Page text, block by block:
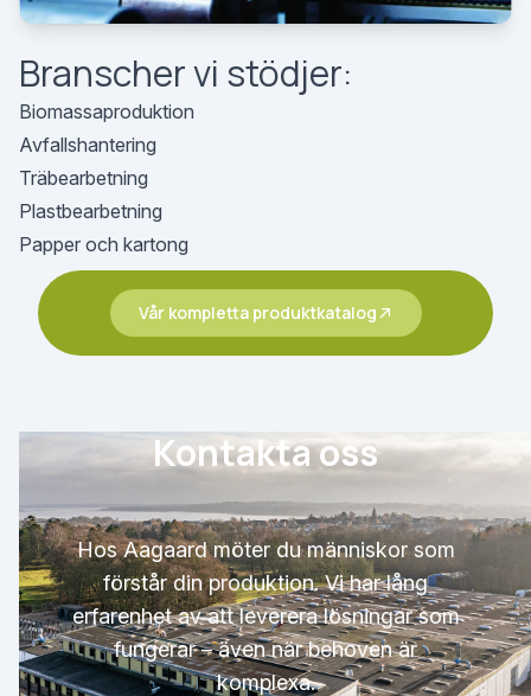
Branscher vi stödjer:
Biomassaproduktion
Avfallshantering
Träbearbetning
Plastbearbetning
Papper och kartong
Vår kompletta produktkatalog
Kontakta oss
Hos Aagaard möter du människor som
förstår din produktion. Vi har lång
erfarenhet av att leverera lösningar som
fungerar – även när behoven är
komplexa.